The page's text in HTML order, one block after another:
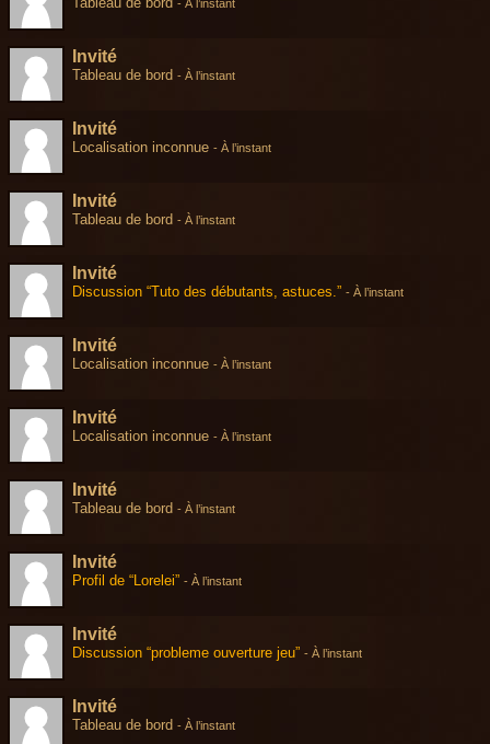
- À l’instant
Invité
Tableau de bord - À l’instant
Invité
Localisation inconnue - À l’instant
Invité
Tableau de bord - À l’instant
Invité
Discussion “Tuto des débutants, astuces.” - À l’instant
Invité
Localisation inconnue - À l’instant
Invité
Localisation inconnue - À l’instant
Invité
Tableau de bord - À l’instant
Invité
Profil de “Lorelei” - À l’instant
Invité
Discussion “probleme ouverture jeu” - À l’instant
Invité
Tableau de bord - À l’instant